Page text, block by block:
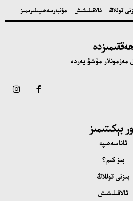
قوللاڭ ئالاقىلىشىش مۇنبەرسەھىپىلىرىمىز
مەزمونلار مۇشۇ يەردە
بېكىتىمىز
ئاناسەھىپە
بىز كىم؟
بىزنى قوللاڭ
ئالاقىلىشىش